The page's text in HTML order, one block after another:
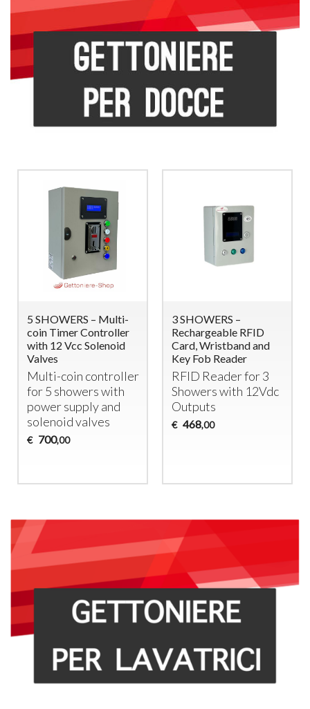
5 SHOWERS – Multi-
coin Timer Controller
with 12 Vcc Solenoid
Valves
Multi-coin controller
for 5 showers with
power supply and
solenoid valves
700 ,00
3 SHOWERS –
Rechargeable RFID
Card, Wristband and
Key Fob Reader
RFIDReader for 3
Showers with 12Vdc
Outputs
468 ,00